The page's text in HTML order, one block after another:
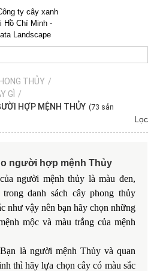
THỦY /
GÌ
/
HỢP MỆNH THỦY (73 sản
Lọc
người hợp mệnh Thủy
người mệnh thủy là màu đen,
danh sách cây phong thủy
như vậy nên bạn hãy chọn những
mộc và màu trắng của mệnh
là người mệnh Thủy và quan
thì hãy lựa chọn cây có màu sắc